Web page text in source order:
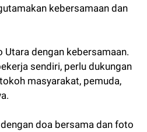
kebersamaan dan
Utara dengan kebersamaan.
sendiri, perlu dukungan
masyarakat, pemuda,
doa bersama dan foto